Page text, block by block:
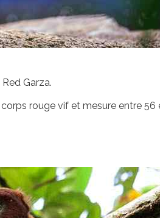
Garza.
rouge vif et mesure entre